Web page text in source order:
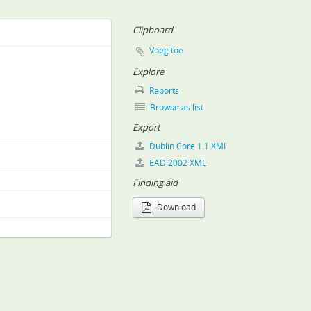
Clipboard
Voeg toe
Explore
Reports
Browse as list
Export
Dublin Core 1.1 XML
EAD 2002 XML
Finding aid
Download